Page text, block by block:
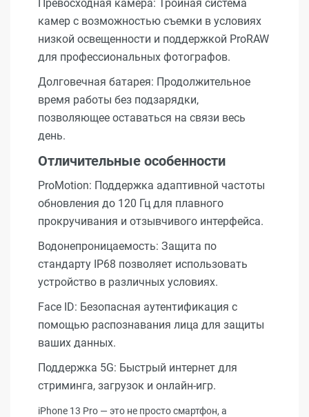
Превосходная камера: Тройная система
камер с возможностью съемки в условиях
низкой освещенности и поддержкой ProRAW
для профессиональных фотографов.
Долговечная батарея: Продолжительное
время работы без подзарядки,
позволяющее оставаться на связи весь
день.
Отличительные особенности
ProMotion: Поддержка адаптивной частоты
обновления до 120 Гц для плавного
прокручивания и отзывчивого интерфейса.
Водонепроницаемость: Защита по
стандарту IP68 позволяет использовать
устройство в различных условиях.
Face ID: Безопасная аутентификация с
помощью распознавания лица для защиты
ваших данных.
Поддержка 5G: Быстрый интернет для
стриминга, загрузок и онлайн-игр.
iPhone 13 Pro — это не просто смартфон, а